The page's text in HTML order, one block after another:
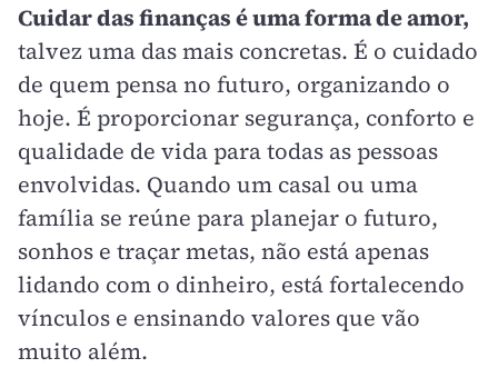
Cuidar das finanças é uma forma de amor,
talvez uma das mais concretas. É o cuidado
de quem pensa no futuro, organizando o
hoje. É proporcionar segurança, conforto e
qualidade de vida para todas as pessoas
envolvidas. Quando um casal ou uma
família se reúne para planejar o futuro,
sonhos e traçar metas, não está apenas
lidando com o dinheiro, está fortalecendo
vínculos e ensinando valores que vão
muito além.